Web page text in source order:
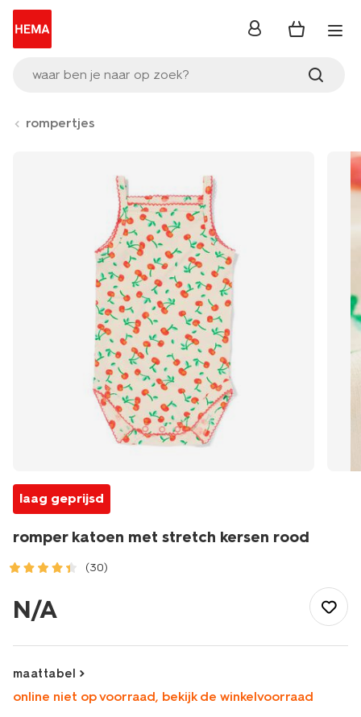
waar ben je naar op zoek?
inloggen
rompertjes
laag geprijsd
romper katoen met stretch kersen rood
(30)
katoen-
met-
kersen-
rood-
N/A
maattabel
online niet op voorraad, bekijk de winkelvoorraad